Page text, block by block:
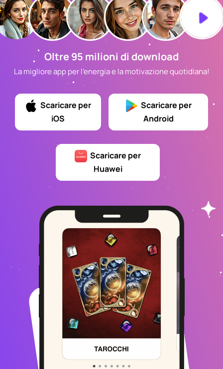
Oltre 95 milioni di download
La migliore app per l'energia e la motivazione quotidiana!
Scaricare per
iOS
Scaricare per
Android
Scaricare per
Huawei